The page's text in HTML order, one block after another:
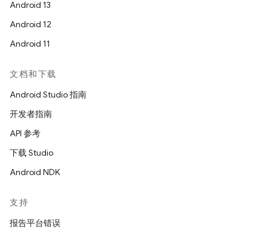
Android 13
Android 12
Android 11
文档和下载
Android Studio 指南
开发者指南
API 参考
下载 Studio
Android NDK
支持
报告平台错误